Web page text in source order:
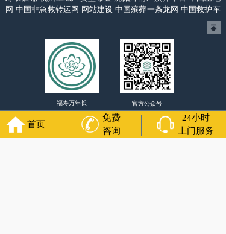
网 中国非急救转运网 网站建设 中国殡葬一条龙网 中国救护车
福寿万年长 官方公众号
400-000-1116
首页
免费
咨询
24小时
上门服务